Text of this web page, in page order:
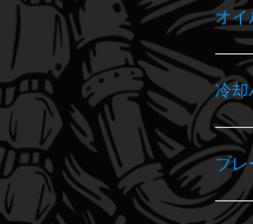
オイ
冷却
ブレ